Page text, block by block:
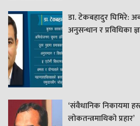
डा. टेकबहादुर घिमिरे:
अनुसन्धान र प्रविधिका
‘संवैधानिक निकायमा
लोकतन्त्रमाथिको प्रहार’